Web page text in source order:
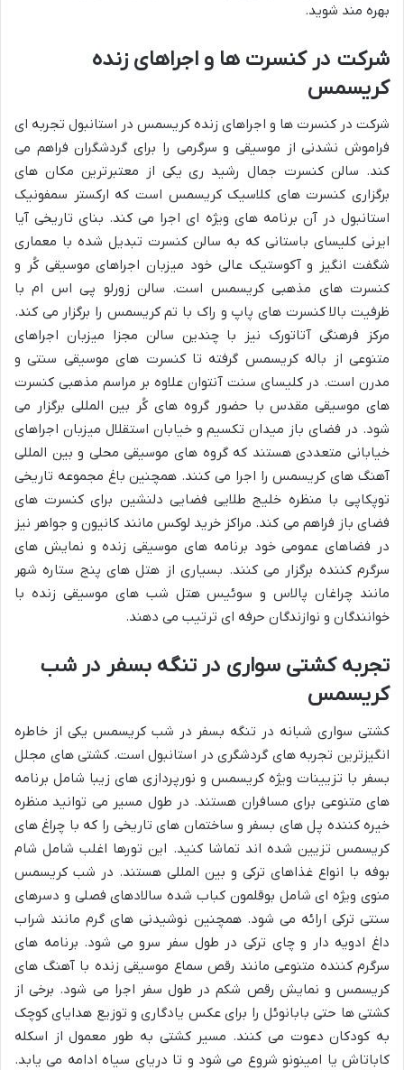
بهره مند شوید.
شرکت در کنسرت ها و اجراهای زنده
کریسمس
شرکت در کنسرت ها و اجراهای زنده کریسمس در استانبول تجربه ای
فراموش نشدنی از موسیقی و سرگرمی را برای گردشگران فراهم می
کند. سالن کنسرت جمال رشید ری یکی از معتبرترین مکان های
برگزاری کنسرت های کلاسیک کریسمس است که ارکستر سمفونیک
استانبول در آن برنامه های ویژه ای اجرا می کند. بنای تاریخی آیا
ایرنی کلیسای باستانی که به سالن کنسرت تبدیل شده با معماری
شگفت انگیز و آکوستیک عالی خود میزبان اجراهای موسیقی کُر و
کنسرت های مذهبی کریسمس است. سالن زورلو پی اس ام با
ظرفیت بالا کنسرت های پاپ و راک با تم کریسمس را برگزار می کند.
مرکز فرهنگی آتاتورک نیز با چندین سالن مجزا میزبان اجراهای
متنوعی از باله کریسمس گرفته تا کنسرت های موسیقی سنتی و
مدرن است. در کلیسای سنت آنتوان علاوه بر مراسم مذهبی کنسرت
های موسیقی مقدس با حضور گروه های کُر بین المللی برگزار می
شود. در فضای باز میدان تکسیم و خیابان استقلال میزبان اجراهای
خیابانی متعددی هستند که گروه های موسیقی محلی و بین المللی
آهنگ های کریسمس را اجرا می کنند. همچنین باغ مجموعه تاریخی
توپکاپی با منظره خلیج طلایی فضایی دلنشین برای کنسرت های
فضای باز فراهم می کند. مراکز خرید لوکس مانند کانیون و جواهر نیز
در فضاهای عمومی خود برنامه های موسیقی زنده و نمایش های
سرگرم کننده برگزار می کنند. بسیاری از هتل های پنج ستاره شهر
مانند چراغان پالاس و سوئیس هتل شب های موسیقی زنده با
خوانندگان و نوازندگان حرفه ای ترتیب می دهند.
تجربه کشتی سواری در تنگه بسفر در شب
کریسمس
کشتی سواری شبانه در تنگه بسفر در شب کریسمس یکی از خاطره
انگیزترین تجربه های گردشگری در استانبول است. کشتی های مجلل
بسفر با تزیینات ویژه کریسمس و نورپردازی های زیبا شامل برنامه
های متنوعی برای مسافران هستند. در طول مسیر می توانید منظره
خیره کننده پل های بسفر و ساختمان های تاریخی را که با چراغ های
کریسمس تزیین شده اند تماشا کنید. این تورها اغلب شامل شام
بوفه با انواع غذاهای ترکی و بین المللی هستند. در شب کریسمس
منوی ویژه ای شامل بوقلمون کباب شده سالادهای فصلی و دسرهای
سنتی ترکی ارائه می شود. همچنین نوشیدنی های گرم مانند شراب
داغ ادویه دار و چای ترکی در طول سفر سرو می شود. برنامه های
سرگرم کننده متنوعی مانند رقص سماع موسیقی زنده با آهنگ های
کریسمس و نمایش رقص شکم در طول سفر اجرا می شود. برخی از
کشتی ها حتی بابانوئل را برای عکس یادگاری و توزیع هدایای کوچک
به کودکان دعوت می کنند. مسیر کشتی به طور معمول از اسکله
کاباتاش یا امینونو شروع می شود و تا دریای سیاه ادامه می یابد.